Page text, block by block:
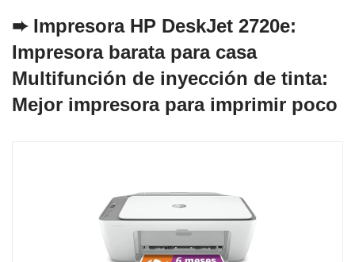
➨ Impresora HP DeskJet 2720e:
Impresora barata para casa
Multifunción de inyección de tinta:
Mejor impresora para imprimir poco